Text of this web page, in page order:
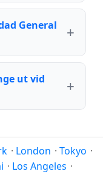
General
ut vid
· London · Tokyo ·
· Los Angeles ·